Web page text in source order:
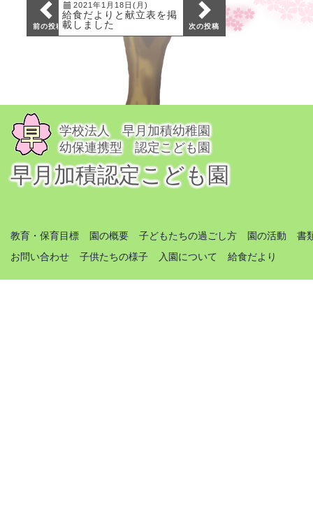
前の投稿
2020年11月4日(水)
給食だよりと献立表を掲
載しました
次の投稿
2021年1月18日(月)
給食だよりと献立表を掲
載しました
学校法人 早月加積幼稚園
幼保連携型 認定こども園
早月加積認定こども園
教育・保育目標 園の概要 子どもたちの過ごし方 園の活動
書
お問い合わせ
子供たちの様子 入園について 給食だより